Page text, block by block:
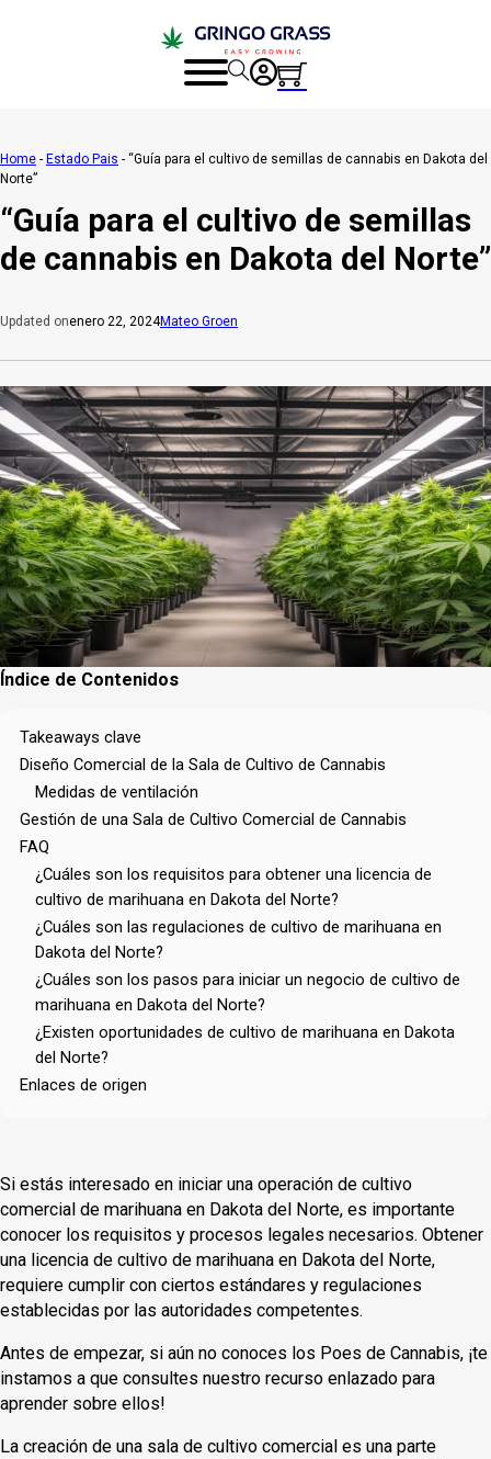
Home - Estado Pais - “Guía para el cultivo de semillas de cannabis en Dakota del
Norte”
“Guía para el cultivo de semillas
de cannabis en Dakota del Norte”
Updated onenero 22, 2024Mateo Groen
Índice de Contenidos
Takeaways clave
Diseño Comercial de la Sala de Cultivo de Cannabis
Medidas de ventilación
Gestión de una Sala de Cultivo Comercial de Cannabis
FAQ
¿Cuáles son los requisitos para obtener una licencia de
cultivo de marihuana en Dakota del Norte?
¿Cuáles son las regulaciones de cultivo de marihuana en
Dakota del Norte?
¿Cuáles son los pasos para iniciar un negocio de cultivo de
marihuana en Dakota del Norte?
¿Existen oportunidades de cultivo de marihuana en Dakota
del Norte?
Enlaces de origen
Si estás interesado en iniciar una operación de cultivo
comercial de marihuana en Dakota del Norte, es importante
conocer los requisitos y procesos legales necesarios. Obtener
una licencia de cultivo de marihuana en Dakota del Norte,
requiere cumplir con ciertos estándares y regulaciones
establecidas por las autoridades competentes.
Antes de empezar, si aún no conoces los Poes de Cannabis, ¡te
instamos a que consultes nuestro recurso enlazado para
aprender sobre ellos!
La creación de una sala de cultivo comercial es una parte